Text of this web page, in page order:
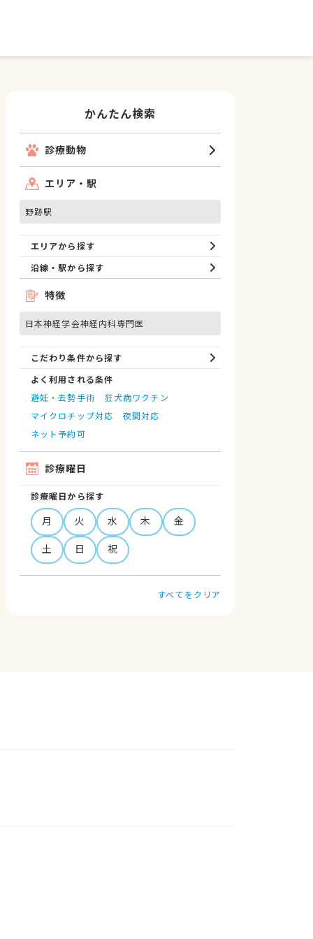
かんたん検索
診療動物
エリア・駅
野跡駅
エリアから探す
沿線・駅から探す
特徴
日本神経学会神経内科専門医
こだわり条件から探す
よく利用される条件
避妊・去勢手術
狂犬病ワクチン
マイクロチップ対応
夜間対応
ネット予約可
診療曜日
診療曜日から探す
月 火 水 木
金
土
日 祝
すべてをクリア